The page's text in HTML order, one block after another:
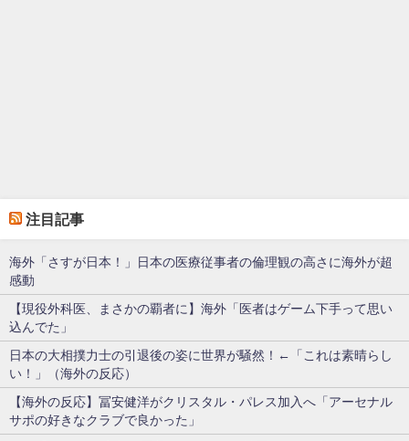
注目記事
海外「さすが日本！」日本の医療従事者の倫理観の高さに海外が超
感動
【現役外科医、まさかの覇者に】海外「医者はゲーム下手って思い
込んでた」
日本の大相撲力士の引退後の姿に世界が騒然！←「これは素晴らし
い！」（海外の反応）
【海外の反応】冨安健洋がクリスタル・パレス加入へ「アーセナル
サポの好きなクラブで良かった」